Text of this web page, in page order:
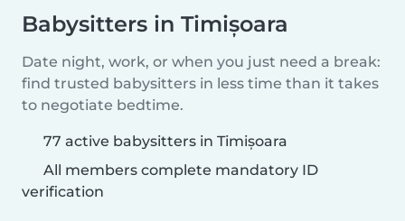
Babysitters in Timișoara
Date night, work, or when you just need a break:
find trusted babysitters in less time than it takes
to negotiate bedtime.
77 active babysitters in Timișoara
All members complete mandatory ID
verification